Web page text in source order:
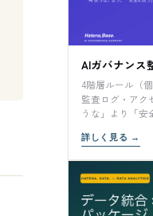
AIガバナンス
4階層ルール（
監査ログ・アク
うな」より「安
詳しく見る →